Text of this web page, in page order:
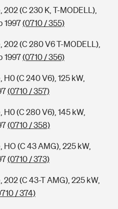
(C 230 K, T-MODELL),
1997(0710 / 355)
(C 280 V6 T-MODELL),
1997(0710 / 356)
(C 240 V6), 125 kW,
(0710 / 357)
(C 280 V6), 145 kW,
(0710 / 358)
(C 43 AMG), 225 kW,
(0710 / 373)
(C 43-T AMG), 225 kW,
/ 374)